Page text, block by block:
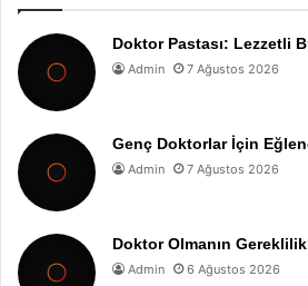
Doktor Pastası: Lezzetli
Admin 7 Ağustos 2026
Genç Doktorlar İçin
Admin 7 Ağustos 2026
Doktor Olmanın
Admin 6 Ağustos 2026